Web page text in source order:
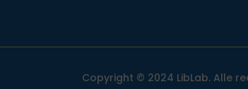
Copyright © 2024 LibLab. Alle